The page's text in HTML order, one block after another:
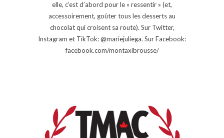
elle, c’est d’abord pour le « ressentir » (et,
accessoirement, goûter tous les desserts au
chocolat qui croisent sa route). Sur Twitter,
Instagram et TikTok: @mariejuliega. Sur Facebook:
facebook.com/montaxibrousse/